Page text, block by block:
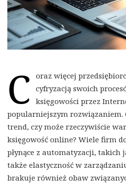
C
oraz więcej
cyfryzacją swoich
księgowości przez
popularniejszym rozwiązaniem.
trend, czy może rzeczywiście
księgowość online? Wiele firm
płynące z automatyzacji, takich
także elastyczność w
brakuje również obaw